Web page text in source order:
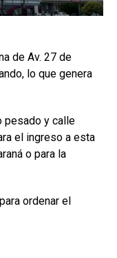
de Av. 27 de
lo que genera
pesado y calle
el ingreso a esta
o para la
ordenar el